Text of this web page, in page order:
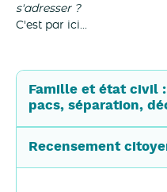
s'adresser ?
C'est par ici...
Famille et état civil
pacs, séparation,
Recensement